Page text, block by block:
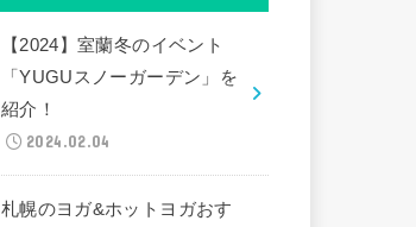
【2024】室蘭冬のイベント
「YUGUスノーガーデン」を
紹介！
2024.02.04
札幌のヨガ&ホットヨガおす